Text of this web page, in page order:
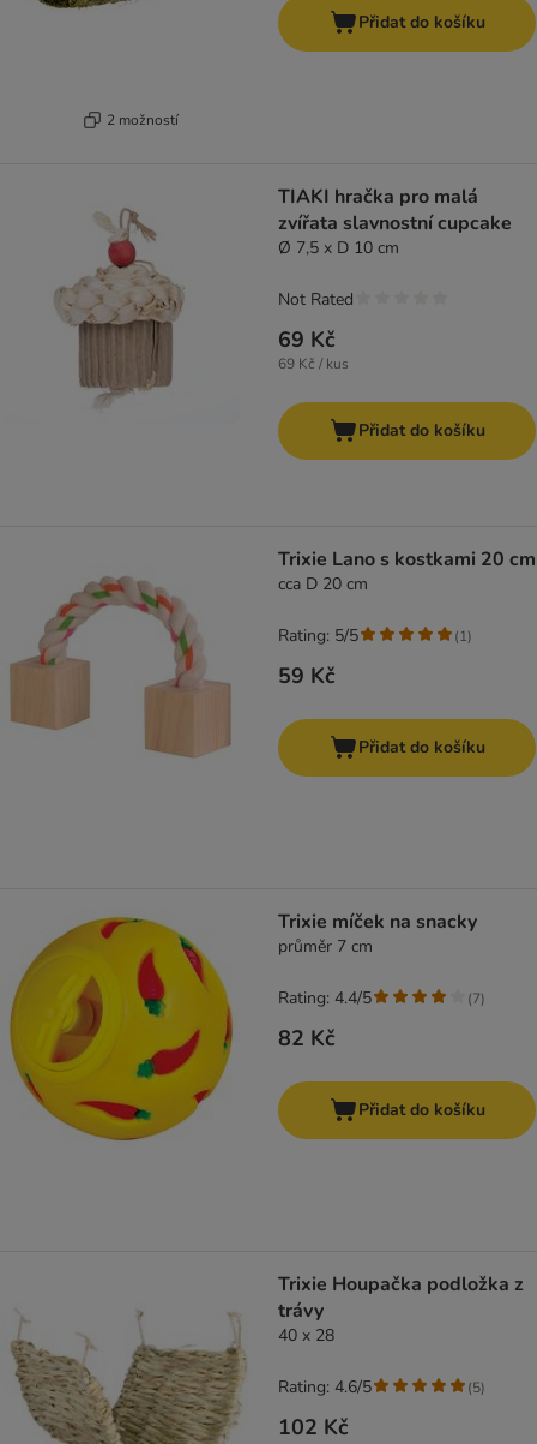
2 možností
Přidat do košíku
TIAKI hračka pro malá
zvířata slavnostní cupcake
Ø 7,5 x D 10 cm
69 Kč
69 Kč / kus
Not Rated
Přidat do košíku
Trixie Lano s kostkami 20 cm
cca D 20 cm
59 Kč
Rating: 5/5 (1)
Přidat do košíku
Trixie míček na snacky
průměr 7 cm
82 Kč
Rating: 4.4/5 (7)
Přidat do košíku
Trixie Houpačka podložka z
trávy
40 x 28
102 Kč
Rating: 4.6/5 (5)